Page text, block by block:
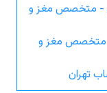
- متخصص مغز و
- متخصص مغز و
تهران